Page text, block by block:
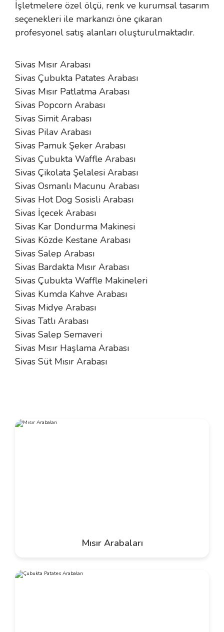
İşletmelere özel ölçü, renk ve kurumsal tasarım
seçenekleri ile markanızı öne çıkaran
profesyonel satış alanları oluşturulmaktadır.
Sivas Mısır Arabası
Sivas Çubukta Patates Arabası
Sivas Mısır Patlatma Arabası
Sivas Popcorn Arabası
Sivas Simit Arabası
Sivas Pilav Arabası
Sivas Pamuk Şeker Arabası
Sivas Çubukta Waffle Arabası
Sivas Çikolata Şelalesi Arabası
Sivas Osmanlı Macunu Arabası
Sivas Hot Dog Sosisli Arabası
Sivas İçecek Arabası
Sivas Kar Dondurma Makinesi
Sivas Közde Kestane Arabası
Sivas Salep Arabası
Sivas Bardakta Mısır Arabası
Sivas Çubukta Waffle Makineleri
Sivas Kumda Kahve Arabası
Sivas Midye Arabası
Sivas Tatlı Arabası
Sivas Salep Semaveri
Sivas Mısır Haşlama Arabası
Sivas Süt Mısır Arabası
Mısır Arabaları